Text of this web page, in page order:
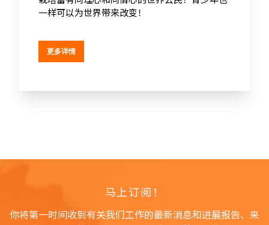
一样可以为世界带来改变！
更多详情
马上订阅！
你将第一时间收到有关我们工作的最新消息和进展报告、来